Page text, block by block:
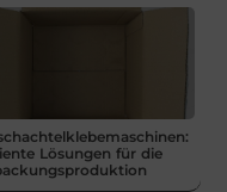
Lösungen für die